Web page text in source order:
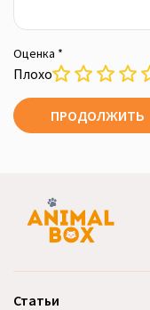
Оценка *
Плохо
ПРОДОЛЖИТЬ
Статьи